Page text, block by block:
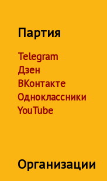
Партия
Telegram
Дзен
ВКонтакте
Одноклассники
YouTube
Организации